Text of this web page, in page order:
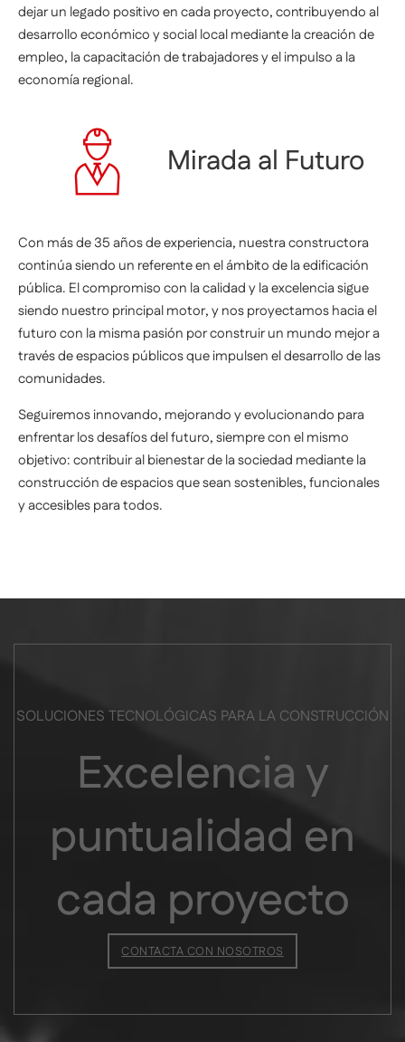
dejar un legado positivo en cada proyecto, contribuyendo al
desarrollo económico y social local mediante la creación de
empleo, la capacitación de trabajadores y el impulso a la
economía regional.
Mirada al Futuro
Con más de 35 años de experiencia, nuestra constructora
continúa siendo un referente en el ámbito de la edificación
pública. El compromiso con la calidad y la excelencia sigue
siendo nuestro principal motor, y nos proyectamos hacia el
futuro con la misma pasión por construir un mundo mejor a
través de espacios públicos que impulsen el desarrollo de las
comunidades.
Seguiremos innovando, mejorando y evolucionando para
enfrentar los desafíos del futuro, siempre con el mismo
objetivo: contribuir al bienestar de la sociedad mediante la
construcción de espacios que sean sostenibles, funcionales
y accesibles para todos.
SOLUCIONES TECNOLÓGICAS PARA LA CONSTRUCCIÓN
Excelencia y
puntualidad en
cada proyecto
CONTACTA CON NOSOTROS